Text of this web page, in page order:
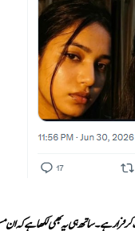
کا گلا کاٹ کر فرار ہے۔ ساتھ ہی یہ بھی